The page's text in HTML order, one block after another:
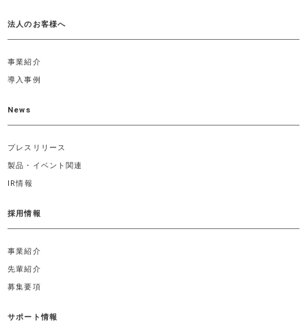
法人のお客様へ
事業紹介
導入事例
News
プレスリリース
製品・イベント関連
IR情報
採用情報
事業紹介
先輩紹介
募集要項
サポート情報